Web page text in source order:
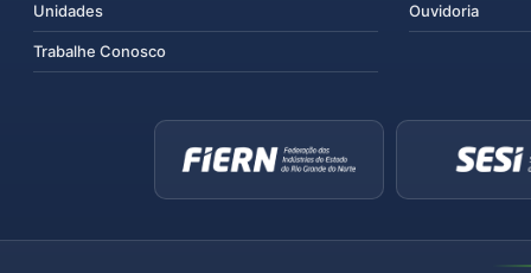
Unidades
Trabalhe Conosco
Ouvidoria